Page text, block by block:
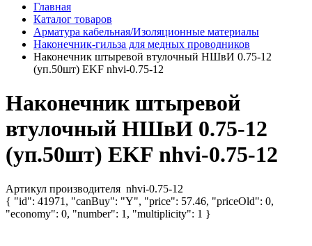
Главная
Каталог товаров
Арматура кабельная/Изоляционные материалы
Наконечник-гильза для медных проводников
Наконечник штыревой втулочный НШвИ 0.75-12
(уп.50шт) EKF nhvi-0.75-12
Наконечник штыревой
втулочный НШвИ 0.75-12
(уп.50шт) EKF nhvi-0.75-12
Артикул производителя nhvi-0.75-12
{ "id": 41971, "canBuy": "Y", "price": 57.46, "priceOld": 0,
"economy": 0, "number": 1, "multiplicity": 1 }